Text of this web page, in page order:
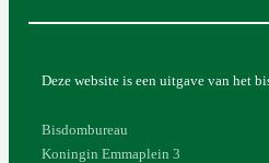
Deze website is een uitgave van het
Bisdombureau
Koningin Emmaplein 3